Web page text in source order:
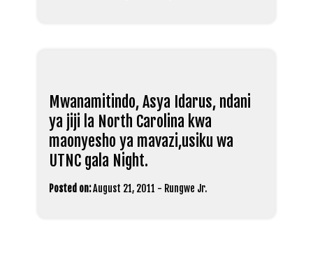
Mwanamitindo, Asya Idarus, ndani
ya jiji la North Carolina kwa
maonyesho ya mavazi,usiku wa
UTNC gala Night.
Posted on:August 21, 2011 - Rungwe Jr.